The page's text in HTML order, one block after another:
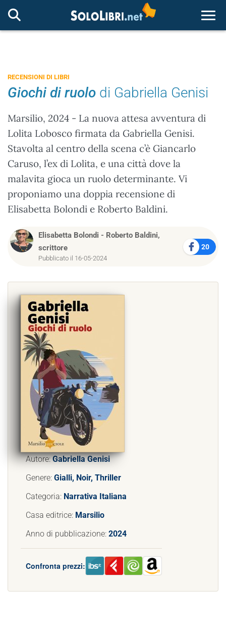
RECENSIONI DI LIBRI
Giochi di ruolo di Gabriella Genisi
Marsilio, 2024 - La nuova attesa avventura di
Lolita Lobosco firmata da Gabriella Genisi.
Stavolta al centro della scena c’è Giancarlo
Caruso, l’ex di Lolita, e una città dove la
malavita gioca un ruolo determinante. Vi
proponiamo una doppia recensione di
Elisabetta Bolondi e Roberto Baldini.
Elisabetta Bolondi - Roberto Baldini,
scrittore
Pubblicato il 16-05-2024
20
Autore:Gabriella Genisi
Genere: Gialli, Noir, Thriller
Categoria: Narrativa Italiana
Casa editrice: Marsilio
Anno di pubblicazione: 2024
Confronta prezzi: